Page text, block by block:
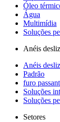
Óleo
Água
Multimídia
Soluções
Anéis
Anéis
Padrão
furo
Soluções
Soluções
Setores